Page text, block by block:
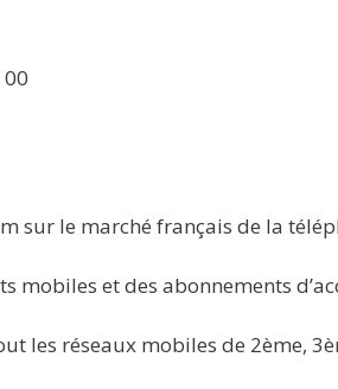
sur le marché français de la
mobiles et des abonnements
les réseaux mobiles de 2ème,